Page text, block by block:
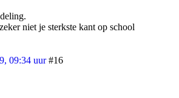
niet je sterkste kant op school
09:34 uur #16